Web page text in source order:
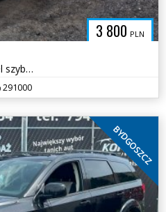
3 800 PLN
VW Polo 1.4D 75KM 2002r *el szyby el lusterka klimatyzacja* Toruń
291000
BYDGOSZCZ